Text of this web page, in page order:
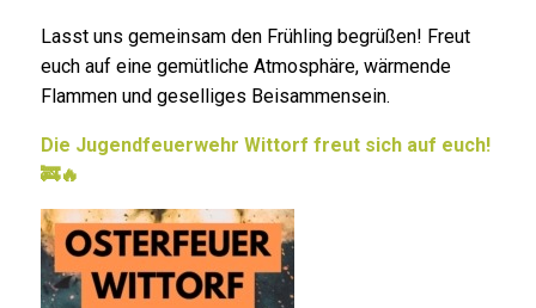
Lasst uns gemeinsam den Frühling begrüßen! Freut
euch auf eine gemütliche Atmosphäre, wärmende
Flammen und geselliges Beisammensein.
Die Jugendfeuerwehr Wittorf freut sich auf euch!
🚒🔥